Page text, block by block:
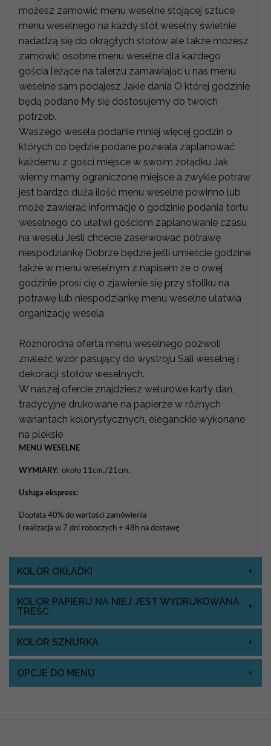
możesz zamówić menu weselne stojącej sztuce
menu weselnego na każdy stół weselny świetnie
nadadzą się do okrągłych stołów ale także możesz
zamówić osobne menu weselne dla każdego
gościa leżące na talerzu zamawiając u nas menu
weselne sam podajesz Jakie dania O której godzinie
będą podane My się dostosujemy do twoich
potrzeb.
Waszego wesela podanie mniej więcej godzin o
których co będzie podane pozwala zaplanować
każdemu z gości miejsce w swoim żołądku Jak
wiemy mamy ograniczone miejsce a zwykle potraw
jest bardzo duża ilość menu weselne powinno lub
może zawierać informacje o godzinie podania tortu
weselnego co ułatwi gościom zaplanowanie czasu
na weselu Jeśli chcecie zaserwować potrawę
niespodziankę Dobrze będzie jeśli umieście godzine
także w menu weselnym z napisem że o owej
godzinie prosi cię o zjawienie się przy stoliku na
potrawę lub niespodziankę menu weselne ułatwia
organizację wesela
Różnorodna oferta menu weselnego pozwoli
znaleźć wzór pasujący do wystroju Sali weselnej i
dekoracji stołów weselnych.
W naszej ofercie znajdziesz welurowe karty dań,
tradycyjne drukowane na papierze w różnych
wariantach kolorystycznych, eleganckie wykonane
na pleksie
MENU WESELNE
WYMIARY: około 11cm./21cm.
Usługa ekspress:
Dopłata 40% do wartości zamówienia
i realizacja w 7 dni roboczych + 48h na dostawę
KOLOR OKŁADKI
KOLOR PAPIERU NA NIEJ JEST WYDRUKOWANA
TREŚĆ
KOLOR SZNURKA
OPCJE DO MENU